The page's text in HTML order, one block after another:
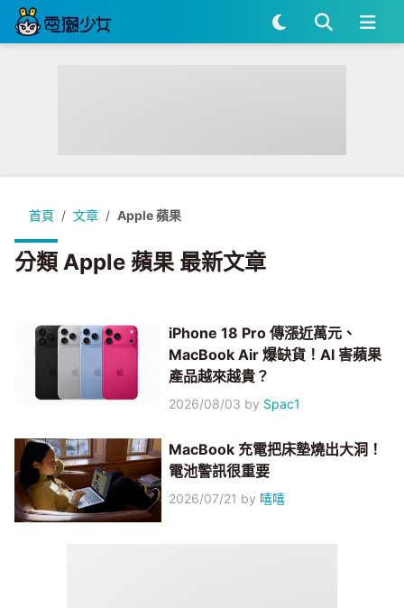
首頁 文章 Apple 蘋果
分類 Apple 蘋果 最新文章
iPhone 18 Pro 傳漲近萬元、
MacBook Air 爆缺貨！AI 害蘋果
產品越來越貴？
2026/08/03 by Spac1
MacBook 充電把床墊燒出大洞！
電池警訊很重要
2026/07/21 by 嘻嘻